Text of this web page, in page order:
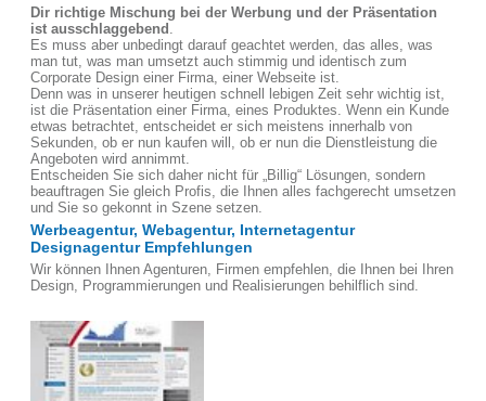
Dir richtige Mischung bei der Werbung und der Präsentation
ist ausschlaggebend .
Es muss aber unbedingt darauf geachtet werden, das alles, was
man tut, was man umsetzt auch stimmig und identisch zum
Corporate Design einer Firma, einer Webseite ist.
Denn was in unserer heutigen schnell lebigen Zeit sehr wichtig ist,
ist die Präsentation einer Firma, eines Produktes. Wenn ein Kunde
etwas betrachtet, entscheidet er sich meistens innerhalb von
Sekunden, ob er nun kaufen will, ob er nun die Dienstleistung die
Angeboten wird annimmt.
Entscheiden Sie sich daher nicht für „Billig“ Lösungen, sondern
beauftragen Sie gleich Profis, die Ihnen alles fachgerecht umsetzen
und Sie so gekonnt in Szene setzen.
Werbeagentur, Webagentur, Internetagentur
Designagentur Empfehlungen
Wir können Ihnen Agenturen, Firmen empfehlen, die Ihnen bei Ihren
Design, Programmierungen und Realisierungen behilflich sind.